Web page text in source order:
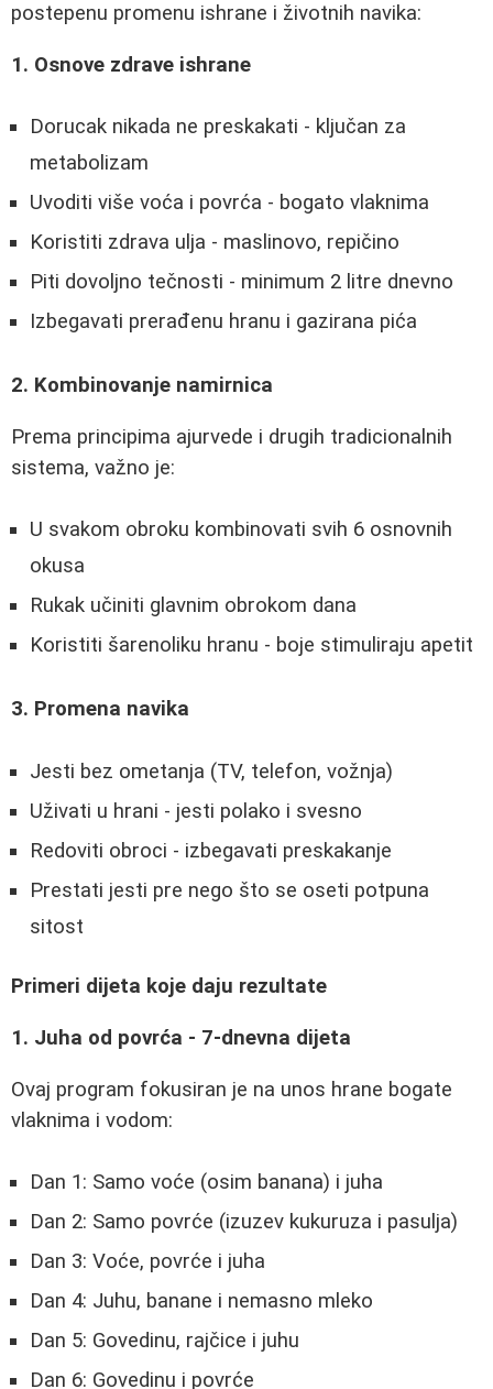
postepenu promenu ishrane i životnih navika:
1. Osnove zdrave ishrane
Dorucak nikada ne preskakati - ključan za
metabolizam
Uvoditi više voća i povrća - bogato vlaknima
Koristiti zdrava ulja - maslinovo, repičino
Piti dovoljno tečnosti - minimum 2 litre dnevno
Izbegavati prerađenu hranu i gazirana pića
2. Kombinovanje namirnica
Prema principima ajurvede i drugih tradicionalnih
sistema, važno je:
U svakom obroku kombinovati svih 6 osnovnih
okusa
Rukak učiniti glavnim obrokom dana
Koristiti šarenoliku hranu - boje stimuliraju apetit
3. Promena navika
Jesti bez ometanja (TV, telefon, vožnja)
Uživati u hrani - jesti polako i svesno
Redoviti obroci - izbegavati preskakanje
Prestati jesti pre nego što se oseti potpuna
sitost
Primeri dijeta koje daju rezultate
1. Juha od povrća - 7-dnevna dijeta
Ovaj program fokusiran je na unos hrane bogate
vlaknima i vodom:
Dan 1: Samo voće (osim banana) i juha
Dan 2: Samo povrće (izuzev kukuruza i pasulja)
Dan 3: Voće, povrće i juha
Dan 4: Juhu, banane i nemasno mleko
Dan 5: Govedinu, rajčice i juhu
Dan 6: Govedinu i povrće